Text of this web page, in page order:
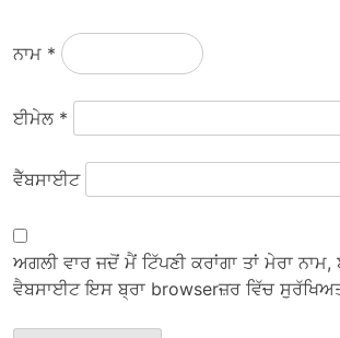
ਨਾਮ *
ਈਮੇਲ *
ਵੈੱਬਸਾਈਟ
ਅਗਲੀ ਵਾਰ ਜਦੋਂ ਮੈਂ ਟਿੱਪਣੀ ਕਰਾਂਗਾ ਤਾਂ ਮੇਰਾ
ਵੈਬਸਾਈਟ ਇਸ ਬ੍ਰਾ browserਜ਼ਰ ਵਿੱਚ